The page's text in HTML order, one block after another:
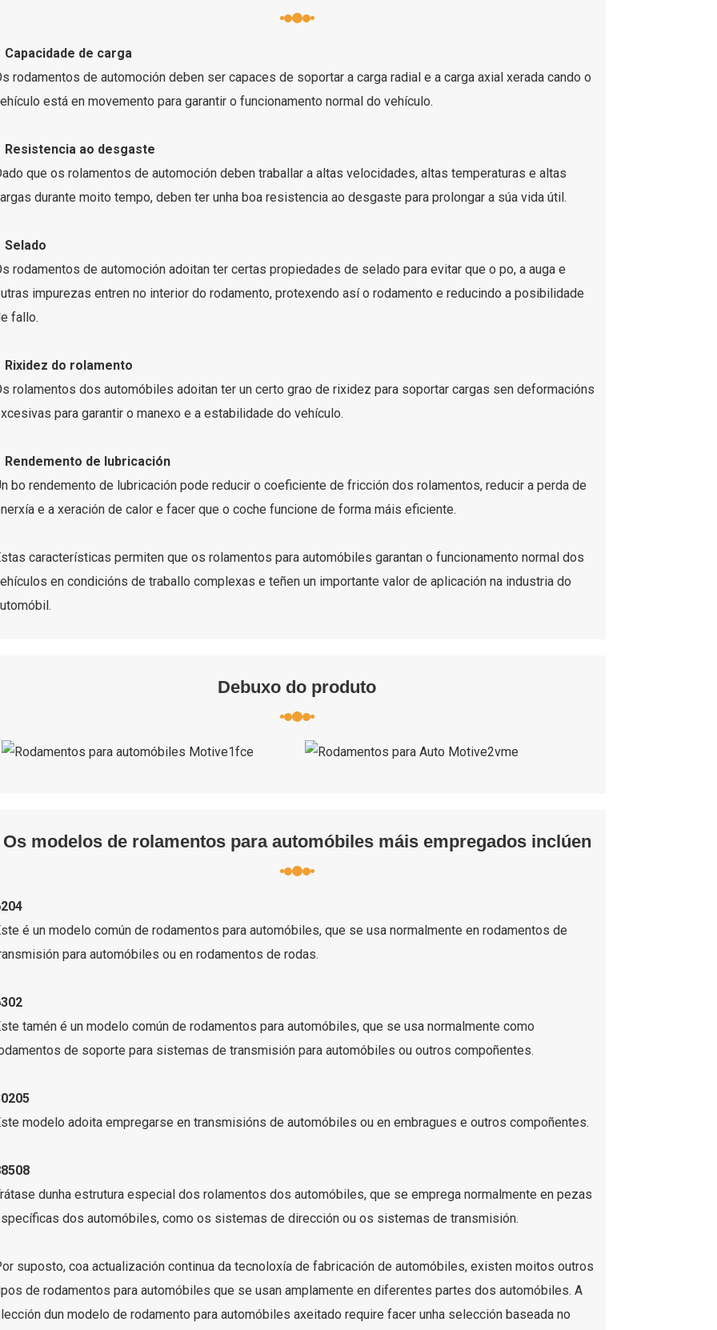
Capacidade de carga
rodamentos de automoción deben ser capaces de soportar a carga radial e a carga axial xerada cando o
está en movemento para garantir o funcionamento normal do vehículo.
Resistencia ao desgaste
que os rolamentos de automoción deben traballar a altas velocidades, altas temperaturas e altas
durante moito tempo, deben ter unha boa resistencia ao desgaste para prolongar a súa vida útil.
Selado
rodamentos de automoción adoitan ter certas propiedades de selado para evitar que o po, a auga e
impurezas entren no interior do rodamento, protexendo así o rodamento e reducindo a posibilidade
fallo.
Rixidez do rolamento
rolamentos dos automóbiles adoitan ter un certo grao de rixidez para soportar cargas sen deformacións
para garantir o manexo e a estabilidade do vehículo.
Rendemento de lubricación
bo rendemento de lubricación pode reducir o coeficiente de fricción dos rolamentos, reducir a perda de
e a xeración de calor e facer que o coche funcione de forma máis eficiente.
características permiten que os rolamentos para automóbiles garantan o funcionamento normal dos
en condicións de traballo complexas e teñen un importante valor de aplicación na industria do
Debuxo do produto
Os modelos de rolamentos para automóbiles máis empregados inclúen
é un modelo común de rodamentos para automóbiles, que se usa normalmente en rodamentos de
para automóbiles ou en rodamentos de rodas.
tamén é un modelo común de rodamentos para automóbiles, que se usa normalmente como
de soporte para sistemas de transmisión para automóbiles ou outros compoñentes.
modelo adoita empregarse en transmisións de automóbiles ou en embragues e outros compoñentes.
dunha estrutura especial dos rolamentos dos automóbiles, que se emprega normalmente en pezas
dos automóbiles, como os sistemas de dirección ou os sistemas de transmisión.
suposto, coa actualización continua da tecnoloxía de fabricación de automóbiles, existen moitos outros
de rodamentos para automóbiles que se usan amplamente en diferentes partes dos automóbiles. A
dun modelo de rodamento para automóbiles axeitado require facer unha selección baseada no